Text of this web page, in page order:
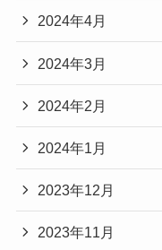
2024年4月
2024年3月
2024年2月
2024年1月
2023年12月
2023年11月